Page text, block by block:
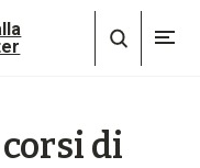
di